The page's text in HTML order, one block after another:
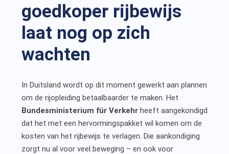
goedkoper rijbewijs
laat nog op zich
wachten
In Duitsland wordt op dit moment gewerkt aan plannen
om de rijopleiding betaalbaarder te maken. Het
Bundesministerium für Verkehr heeft aangekondigd
dat het met een hervormingspakket wil komen om de
kosten van het rijbewijs te verlagen. Die aankondiging
zorgt nu al voor veel beweging – en ook voor